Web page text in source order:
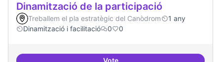
Dinamització de la participació
Treballem el pla estratègic del Canòdrom
1 any
Dinamització i facilitació
0 0